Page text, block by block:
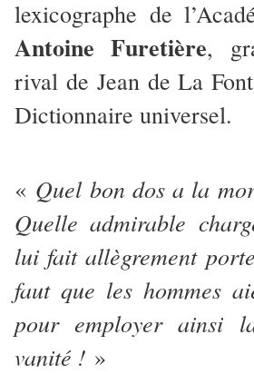
lexicographe de
Antoine Furetière,
rival de Jean de La
Dictionnaire universel.
« Quel bon dos a la
Quelle admirable
lui fait allègrement
faut que les hommes
pour employer ainsi
vanité ! »